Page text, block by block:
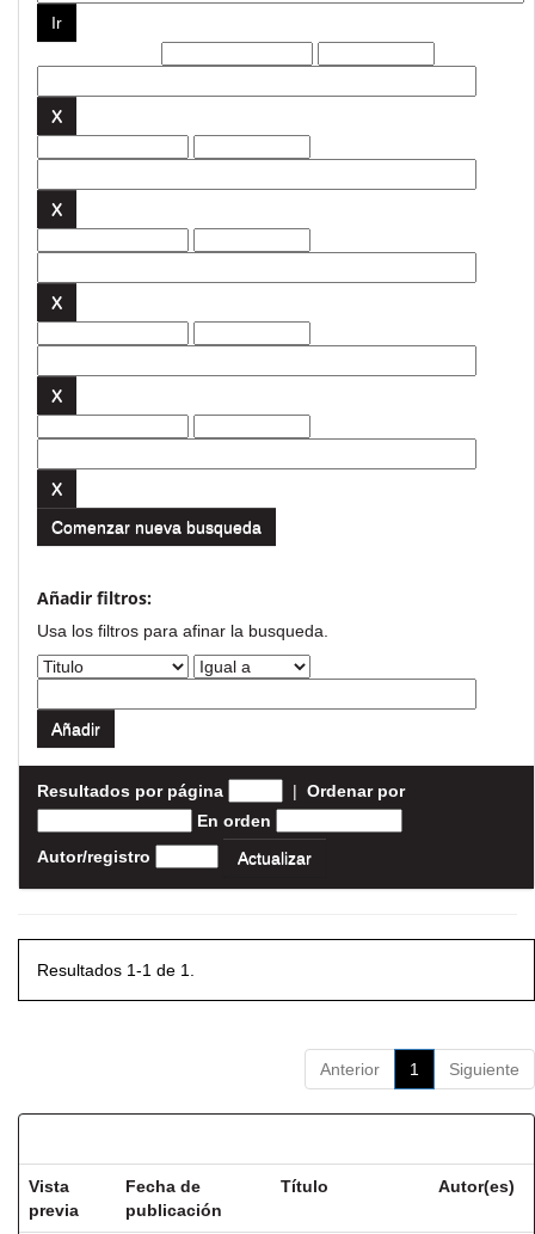
Comenzar nueva busqueda
Añadir filtros:
Usa los filtros para afinar la busqueda.
Resultados por página | Ordenar por
En orden
Autor/registro
Resultados 1-1 de 1.
Anterior 1 Siguiente
Vista
previa
Fecha de
publicación
Título Autor(es)